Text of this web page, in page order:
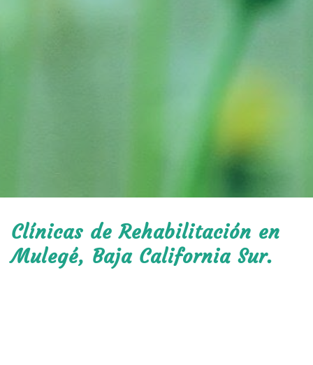
Clínicas de Rehabilitación en
Mulegé, Baja California Sur.